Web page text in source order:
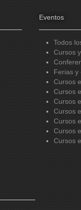
Eventos
Todos
Cursos
Ferias y
Cursos
Cursos
Cursos
Cursos
Cursos
Cursos
Cursos